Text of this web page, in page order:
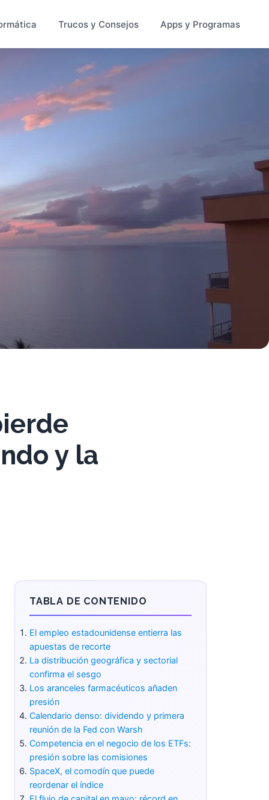
Trucos y Consejos Apps y Programas
y la
TABLA DE CONTENIDO
El empleo estadounidense entierra
las apuestas de recorte
La distribución geográfica y
sectorial confirma el sesgo
Los aranceles farmacéuticos
añaden presión
Calendario denso: dividendo y
primera reunión de la Fed con Warsh